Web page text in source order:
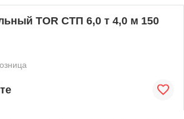
TOR СТП 6,0 т 4,0 м 150